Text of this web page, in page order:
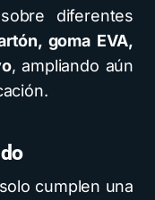
diferentes
goma EVA,
, ampliando aún
cumplen una